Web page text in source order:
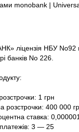
monobank |
ліцензія НБУ No92
банків No 226.
1 грн
розстрочки: 400 000
ставка:
3 — 25